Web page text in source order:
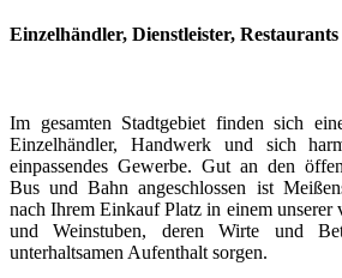
Einzelhändler, Dienstleister,
Im gesamten Stadtgebiet finden sich
Einzelhändler, Handwerk und sich
einpassendes Gewerbe. Gut an den
Bus und Bahn angeschlossen ist
nach Ihrem Einkauf Platz in einem unserer
und Weinstuben, deren Wirte und
unterhaltsamen Aufenthalt sorgen.